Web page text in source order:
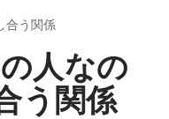
合う関係
人なの
う関係